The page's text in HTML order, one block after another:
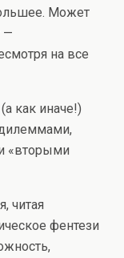
Может
—
на все
как иначе!)
«вторыми
читая
фентези